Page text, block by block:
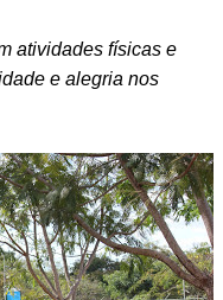
atividades físicas e
e alegria nos